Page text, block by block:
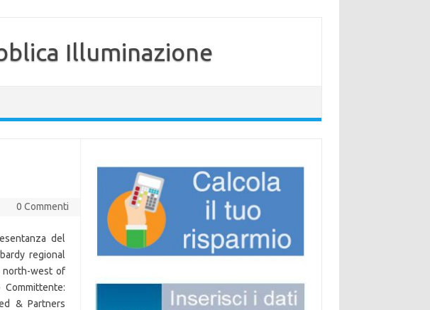
Illuminazione
0 Commenti
del
regional
north-west of
Committente:
& Partners